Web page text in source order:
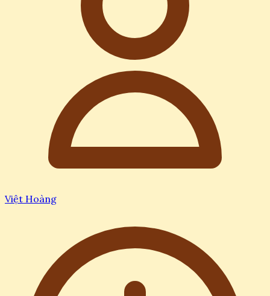
Việt Hoàng